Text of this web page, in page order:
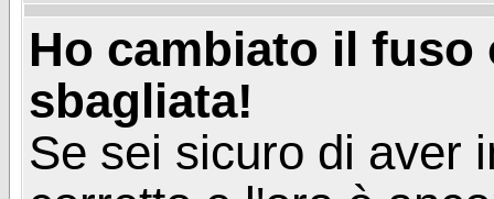
Ho cambiato il fuso
sbagliata!
Se sei sicuro di aver